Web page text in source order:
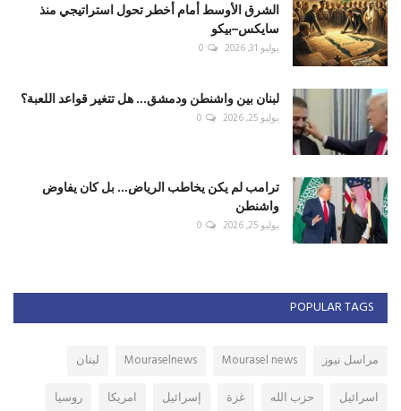
الشرق الأوسط أمام أخطر تحول استراتيجي منذ
سايكس–بيكو
يوليو 31, 2026 0
لبنان بين واشنطن ودمشق... هل تتغير قواعد اللعبة؟
يوليو 25, 2026 0
ترامب لم يكن يخاطب الرياض... بل كان يفاوض
واشنطن
يوليو 25, 2026 0
POPULAR TAGS
مراسل نيوز Mourasel news
Mouraselnews
لبنان
اسرائيل
حزب الله غزة إسرائيل امريكا
روسيا